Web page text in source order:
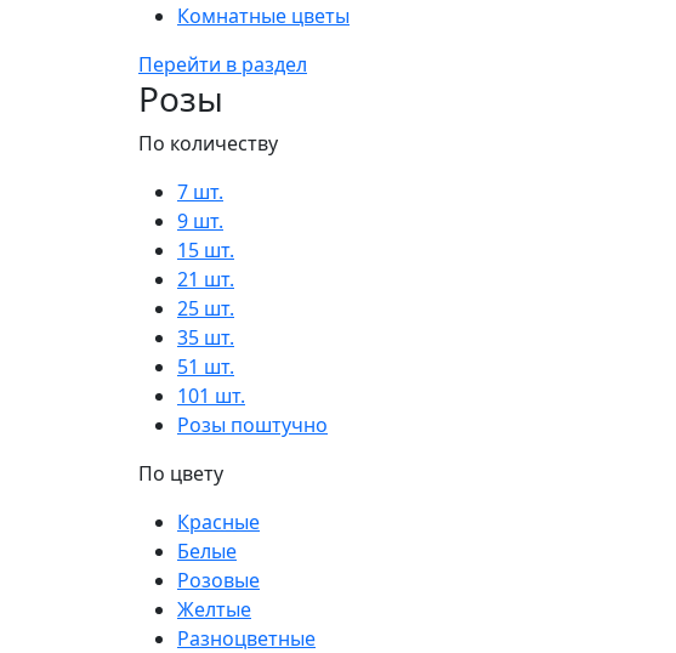
Комнатные цветы
Перейти в раздел
Розы
По количеству
7 шт.
9 шт.
15 шт.
21 шт.
25 шт.
35 шт.
51 шт.
101 шт.
Розы поштучно
По цвету
Красные
Белые
Розовые
Желтые
Разноцветные